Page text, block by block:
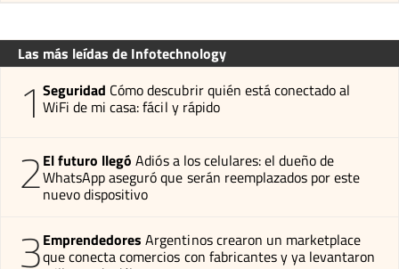
Las más leídas de Infotechnology
1 Seguridad Cómo descubrir quién está conectado al
WiFi de mi casa: fácil y rápido
2El futuro llegó Adiós a los celulares: el dueño de
WhatsApp aseguró que serán reemplazados por este
nuevo dispositivo
3Emprendedores Argentinos crearon un marketplace
que conecta comercios con fabricantes y ya levantaron